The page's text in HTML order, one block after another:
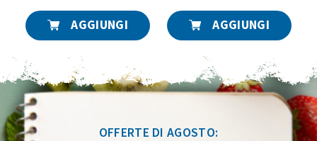
AGGIUNGI AGGIUNGI
OFFERTE DI AGOSTO: